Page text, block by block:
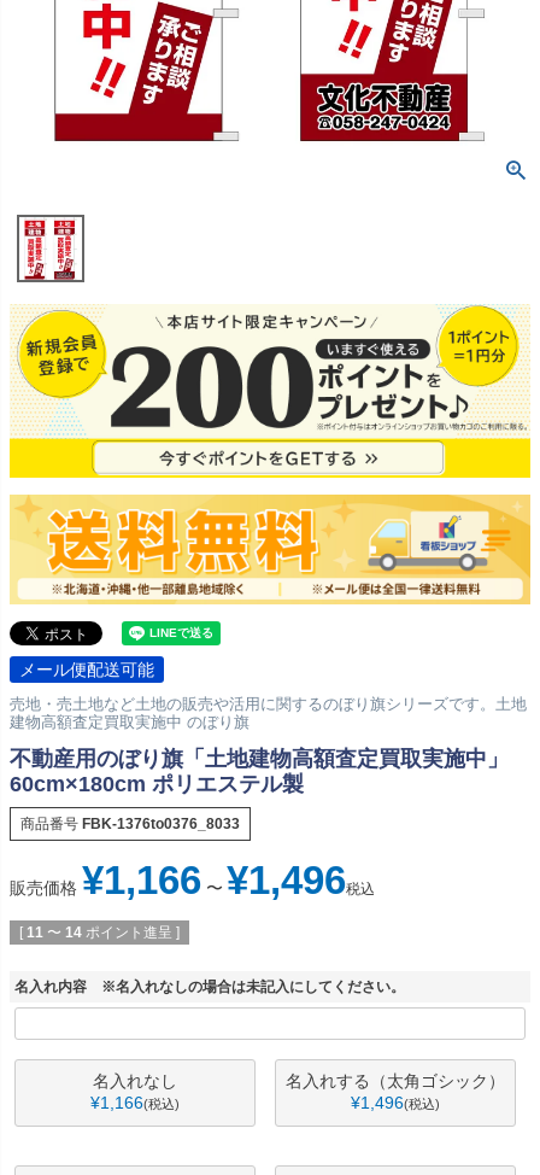
メール便配送可能
売地・売土地など土地の販売や活用に関するのぼり旗シリーズです。土地
建物高額査定買取実施中 のぼり旗
不動産用のぼり旗「土地建物高額査定買取実施中」
60cm×180cm ポリエステル製
商品番号 FBK-1376to0376_8033
販売価格 ¥1,166 〜 ¥1,496税込
[ 11 〜 14 ポイント進呈 ]
名入れ内容 ※名入れなしの場合は未記入にしてください。
名入れなし
¥1,166 税込
名入れする（太角ゴシック）
¥1,496 税込